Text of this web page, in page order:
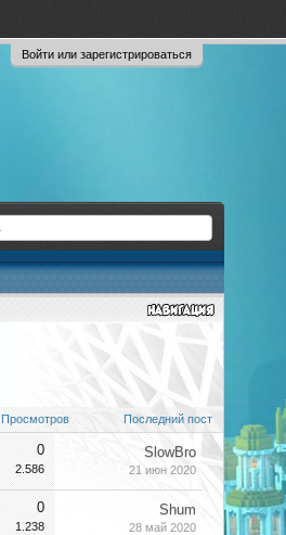
Войти или зарегистрироваться
Просмотров Последний пост
0
2.586
SlowBro
21 июн 2020
0
1.238
Shum
28 май 2020